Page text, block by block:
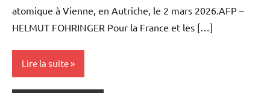
atomique à Vienne, en Autriche, le 2 mars 2026.AFP –
HELMUT FOHRINGER Pour la France et les […]
Lire la suite